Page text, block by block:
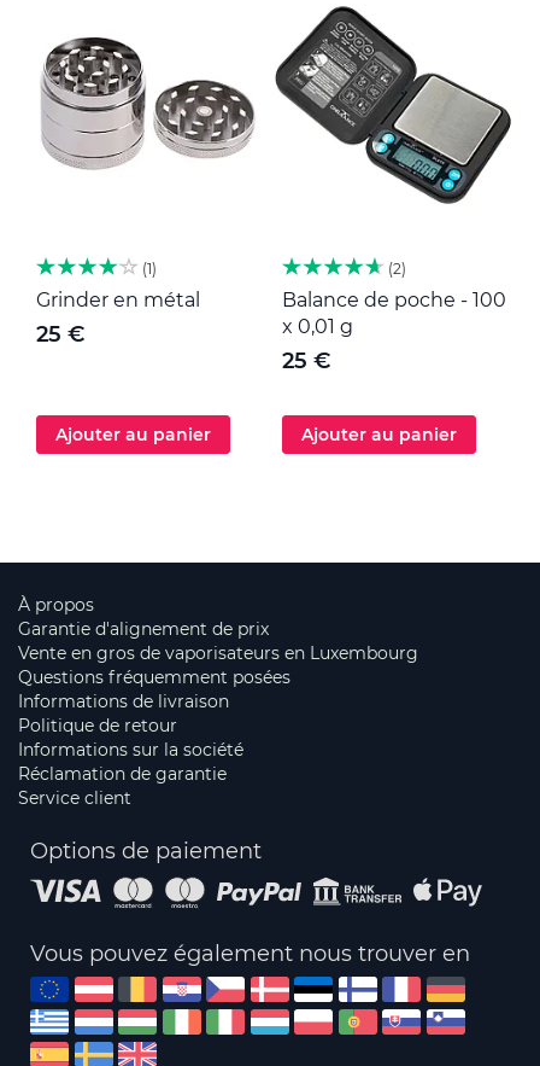
1
Grinder en métal
25 €
Ajouter au panier
2
Balance de poche - 100
x 0,01 g
25 €
Ajouter au panier
À propos
Garantie d'alignement de prix
Vente en gros de vaporisateurs en Luxembourg
Questions fréquemment posées
Informations de livraison
Politique de retour
Informations sur la société
Réclamation de garantie
Service client
Options de paiement
Vous pouvez également nous trouver en